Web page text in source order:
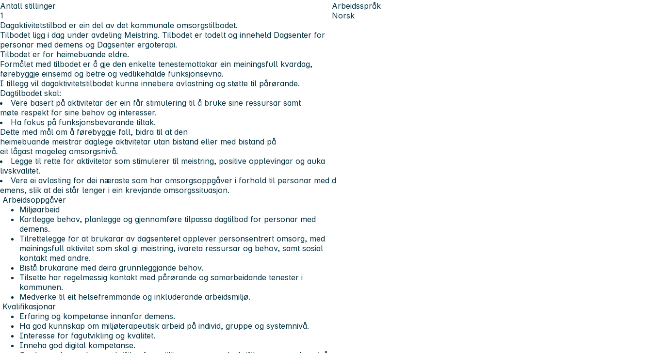
Antall stillinger
1
Arbeidsspråk
Norsk
Dagaktivitetstilbod er ein del av det kommunale omsorgstilbodet.
Tilbodet ligg i dag under avdeling Meistring. Tilbodet er todelt og inneheld Dagsenter for
personar med demens og Dagsenter ergoterapi.
Tilbodet er for heimebuande eldre.
Formålet med tilbodet er å gje den enkelte tenestemottakar ein meiningsfull kvardag,
førebyggje einsemd og betre og vedlikehalde funksjonsevna.
I tillegg vil dagaktivitetstilbodet kunne innebere avlastning og støtte til pårørande.
Dagtilbodet skal:
Vere basert på aktivitetar der ein får stimulering til å bruke sine ressursar samt
møte respekt for sine behov og interesser.
Ha fokus på funksjonsbevarande tiltak.
Dette med mål om å førebyggje fall, bidra til at den
heimebuande meistrar daglege aktivitetar utan bistand eller med bistand på
eit lågast mogeleg omsorgsnivå.
Legge til rette for aktivitetar som stimulerer til meistring, positive opplevingar og auka
livskvalitet.
Vere ei avlasting for dei næraste som har omsorgsoppgåver i forhold til personar med d
emens, slik at dei står lenger i ein krevjande omsorgssituasjon.
Arbeidsoppgåver
Miljøarbeid
Kartlegge behov, planlegge og gjennomføre tilpassa dagtilbod for personar med
demens.
Tilrettelegge for at brukarar av dagsenteret opplever personsentrert omsorg, med
meiningsfull aktivitet som skal gi meistring, ivareta ressursar og behov, samt sosial
kontakt med andre.
Bistå brukarane med deira grunnleggjande behov.
Tilsette har regelmessig kontakt med pårørande og samarbeidande tenester i
kommunen.
Medverke til eit helsefremmande og inkluderande arbeidsmiljø.
Kvalifikasjonar
Erfaring og kompetanse innanfor demens.
Ha god kunnskap om miljøterapeutisk arbeid på individ, gruppe og systemnivå.
Interesse for fagutvikling og kvalitet.
Inneha god digital kompetanse.